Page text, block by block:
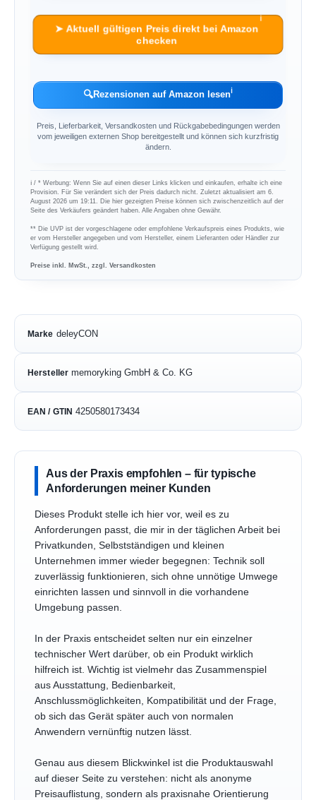
➤ Aktuell gültigen Preis direkt bei Amazon
checken
ℹ︎
🔍Rezensionen auf Amazon lesenℹ︎
Preis, Lieferbarkeit, Versandkosten und Rückgabebedingungen werden
vom jeweiligen externen Shop bereitgestellt und können sich kurzfristig
ändern.
ℹ︎ / * Werbung: Wenn Sie auf einen dieser Links klicken und einkaufen, erhalte ich eine
Provision. Für Sie verändert sich der Preis dadurch nicht. Zuletzt aktualisiert am 6.
August 2026 um 19:11. Die hier gezeigten Preise können sich zwischenzeitlich auf der
Seite des Verkäufers geändert haben. Alle Angaben ohne Gewähr.
** Die UVP ist der vorgeschlagene oder empfohlene Verkaufspreis eines Produkts, wie
er vom Hersteller angegeben und vom Hersteller, einem Lieferanten oder Händler zur
Verfügung gestellt wird.
Preise inkl. MwSt., zzgl. Versandkosten
Marke deleyCON
Hersteller memoryking GmbH & Co. KG
EAN / GTIN 4250580173434
Aus der Praxis empfohlen – für typische
Anforderungen meiner Kunden
Dieses Produkt stelle ich hier vor, weil es zu
Anforderungen passt, die mir in der täglichen Arbeit bei
Privatkunden, Selbstständigen und kleinen
Unternehmen immer wieder begegnen: Technik soll
zuverlässig funktionieren, sich ohne unnötige Umwege
einrichten lassen und sinnvoll in die vorhandene
Umgebung passen.
In der Praxis entscheidet selten nur ein einzelner
technischer Wert darüber, ob ein Produkt wirklich
hilfreich ist. Wichtig ist vielmehr das Zusammenspiel
aus Ausstattung, Bedienbarkeit,
Anschlussmöglichkeiten, Kompatibilität und der Frage,
ob sich das Gerät später auch von normalen
Anwendern vernünftig nutzen lässt.
Genau aus diesem Blickwinkel ist die Produktauswahl
auf dieser Seite zu verstehen: nicht als anonyme
Preisauflistung, sondern als praxisnahe Orientierung